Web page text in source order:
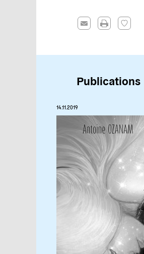
Publications
14.11.2019